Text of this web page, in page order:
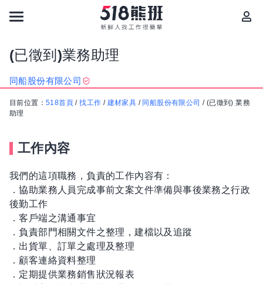
(已徵到)業務助理
同船股份有限公司
目前位置： 518首頁 /找工作 / 建材家具 / 同船股份有限公司 / (已徵到) 業務
助理
工作內容
我們的這項職務，負責的工作內容有：
．協助業務人員完成事前文案文件準備與事後業務之行政
後勤工作
．客戶端之溝通事宜
．負責部門相關文件之整理，建檔以及追蹤
．出貨單、訂單之處理及整理
．顧客連絡資料整理
．定期提供業務銷售狀況報表